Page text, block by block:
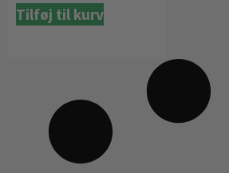
Tilføj til kurv